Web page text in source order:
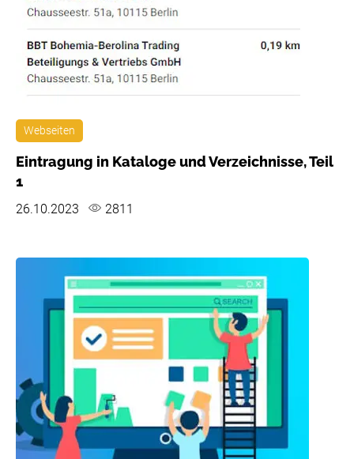
Webseiten
Eintragung in Kataloge und Verzeichnisse, Teil
1
26.10.2023 2811